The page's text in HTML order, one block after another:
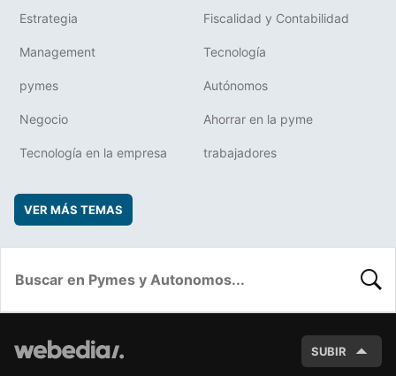
Estrategia Fiscalidad y Contabilidad
Management Tecnología
pymes Autónomos
Negocio Ahorrar en la pyme
Tecnología en la empresa trabajadores
VER MÁS TEMAS
SUBIR